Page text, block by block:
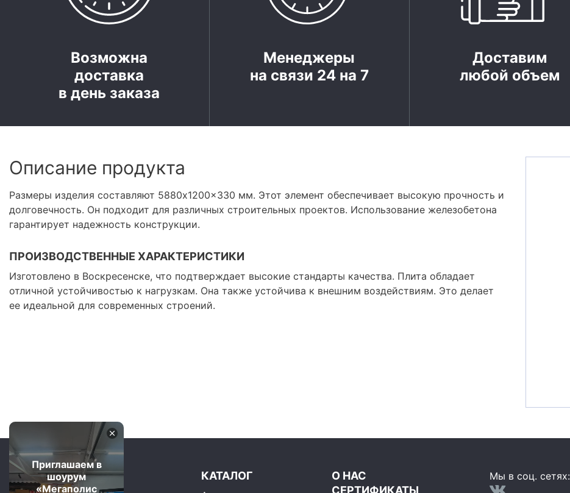
Возможна
доставка
в день заказа
Менеджеры
на связи 24 на 7
Доставим
любой объем
Описание продукта
Размеры изделия составляют 5880x1200x330 мм. Этот элемент обеспечивает высокую прочность и
долговечность. Он подходит для различных строительных проектов. Использование железобетона
гарантирует надежность конструкции.
ПРОИЗВОДСТВЕННЫЕ ХАРАКТЕРИСТИКИ
Изготовлено в Воскресенске, что подтверждает высокие стандарты качества. Плита обладает
отличной устойчивостью к нагрузкам. Она также устойчива к внешним воздействиям. Это делает
ее идеальной для современных строений.
КАТАЛОГ
О НАС
СЕРТИФИКАТЫ
Мы в соц. сетях:
Приглашаем в
шоурум
«Мегаполис